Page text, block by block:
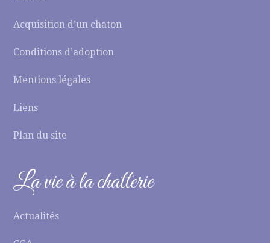
Acquisition d’un chaton
Conditions d’adoption
Mentions légales
Liens
Plan du site
La vie à la chatterie
Actualités